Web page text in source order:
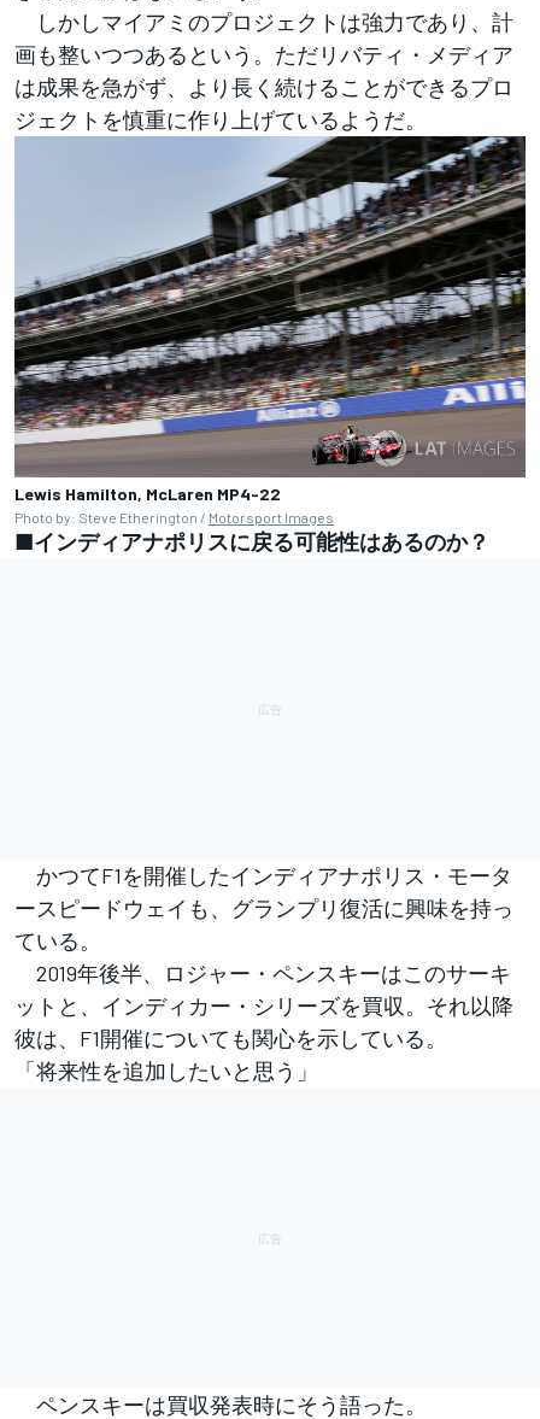
しかしマイアミのプロジェクトは強力であり、計
画も整いつつあるという。ただリバティ・メディア
は成果を急がず、より長く続けることができるプロ
ジェクトを慎重に作り上げているようだ。
Lewis Hamilton, McLaren MP4-22
Photo by: Steve Etherington / Motorsport Images
■インディアナポリスに戻る可能性はあるのか？
かつてF1を開催したインディアナポリス・モータ
ースピードウェイも、グランプリ復活に興味を持っ
ている。
2019年後半、ロジャー・ペンスキーはこのサーキ
ットと、インディカー・シリーズを買収。それ以降
彼は、F1開催についても関心を示している。
「将来性を追加したいと思う」
ペンスキーは買収発表時にそう語った。